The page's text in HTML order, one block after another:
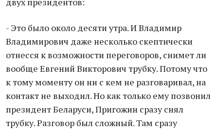
- Это было около десяти утра. И Владимир
Владимирович даже несколько скептически
отнесся к возможности переговоров, снимет ли
вообще Евгений Викторович трубку. Потому что
к тому моменту он ни с кем не разговаривал, на
контакт не выходил. Но как только ему позвонил
президент Беларуси, Пригожин сразу снял
трубку. Разговор был сложный. Там сразу